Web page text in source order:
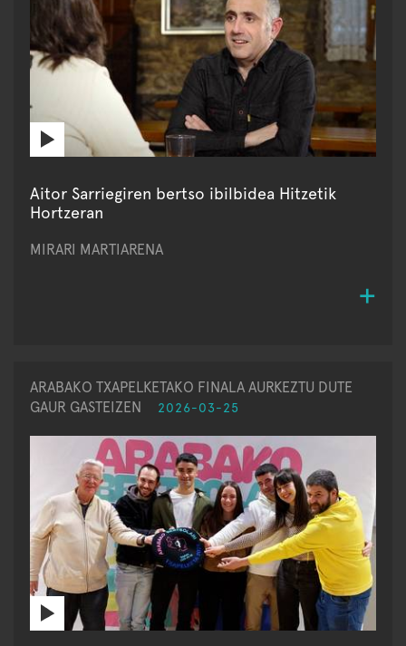
Aitor Sarriegiren bertso ibilbidea Hitzetik
Hortzeran
MIRARI MARTIARENA
ARABAKO TXAPELKETAKO FINALA AURKEZTU DUTE
GAUR GASTEIZEN
2026-03-25